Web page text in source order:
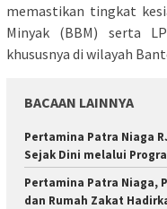
memastikan tingkat
Minyak (BBM) serta
khususnya di wilayah
BACAAN LAINNYA
Pertamina Patra Niaga
Sejak Dini melalui
Pertamina Patra Niaga,
dan Rumah Zakat